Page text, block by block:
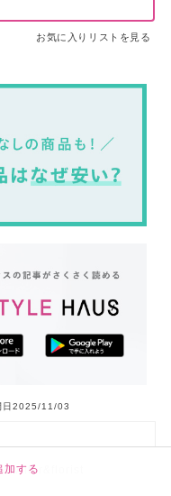
お気に入りリストを見る
加する
2025/11/03